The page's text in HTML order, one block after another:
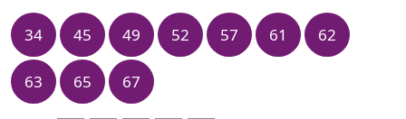
34 45 49 52 57 61 62
63 65 67